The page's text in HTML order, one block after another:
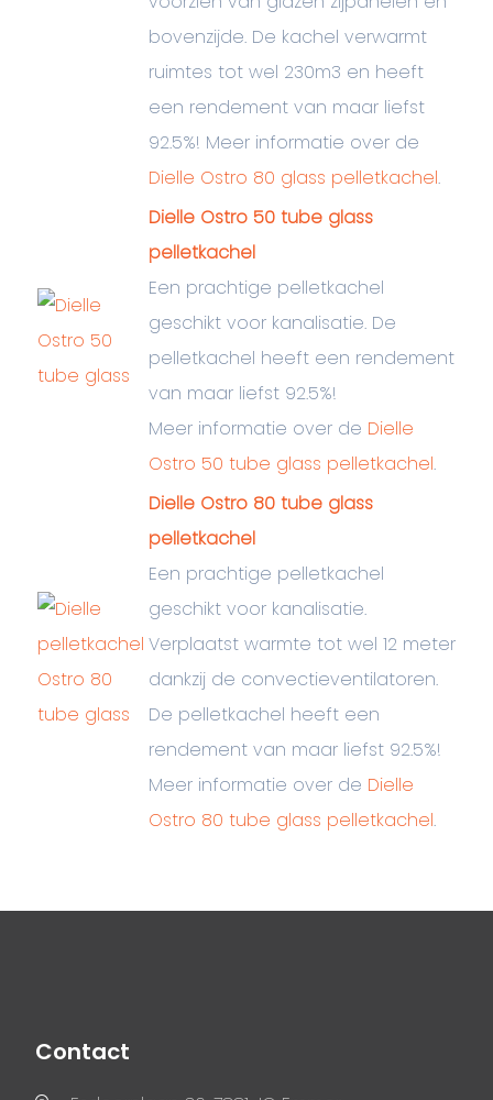
bovenzijde. De kachel verwarmt
ruimtes tot wel 230m3 en heeft
een rendement van maar liefst
92.5%! Meer informatie over de
Dielle Ostro 80 glass pelletkachel.
Dielle Ostro 50 tube glass
pelletkachel
Een prachtige pelletkachel
geschikt voor kanalisatie. De
pelletkachel heeft een rendement
van maar liefst 92.5%!
Meer informatie over de Dielle
Ostro 50 tube glass pelletkachel.
Dielle Ostro 80 tube glass
pelletkachel
Een prachtige pelletkachel
geschikt voor kanalisatie.
Verplaatst warmte tot wel 12 meter
dankzij de convectieventilatoren.
De pelletkachel heeft een
rendement van maar liefst 92.5%!
Meer informatie over de Dielle
Ostro 80 tube glass pelletkachel.
Contact